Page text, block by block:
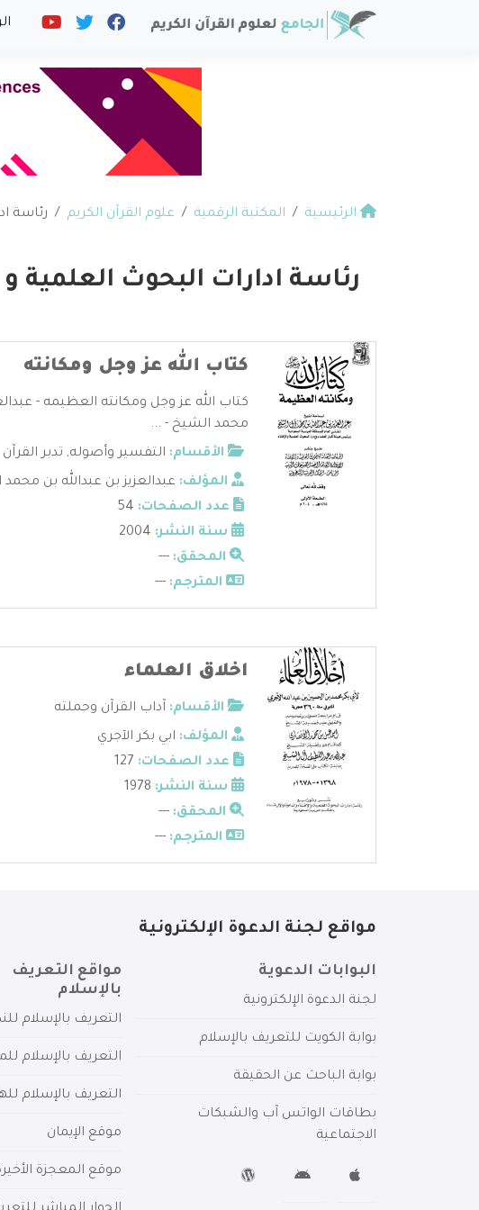
الرئيسية المكتبة الرقمية علوم القرآن الكريم رئاسة
رئاسة ادارات البحوث العلمية
كتاب الله عز وجل ومكانته
كتاب الله عز وجل ومكانته العظيمه -
محمد الشيخ - ...
الأقسام: التفسير وأصوله, تدبر القرآن
المؤلف: عبدالعزيز بن عبدالله بن
عدد الصفحات:
سنة النشر:
المحقق: ---
المترجم: ---
اخلاق العلماء
الأقسام: آداب القرآن وحملته
المؤلف: ابي بكر الآجري
عدد الصفحات:
سنة النشر:
المحقق: ---
المترجم: ---
مواقع لجنة الدعوة الإلكترونية
البوابات الدعوية
لجنة الدعوة الإلكترونية
بوابة الكويت للتعريف بالإسلام
بوابة الباحث عن الحقيقة
بطاقات الواتس آب والشبكات
الاجتماعية
مواقع التعريف
بالإسلام
التعريف بالإسلام
التعريف بالإسلام
التعريف بالإسلام
موقع الإيمان
موقع المعجزة